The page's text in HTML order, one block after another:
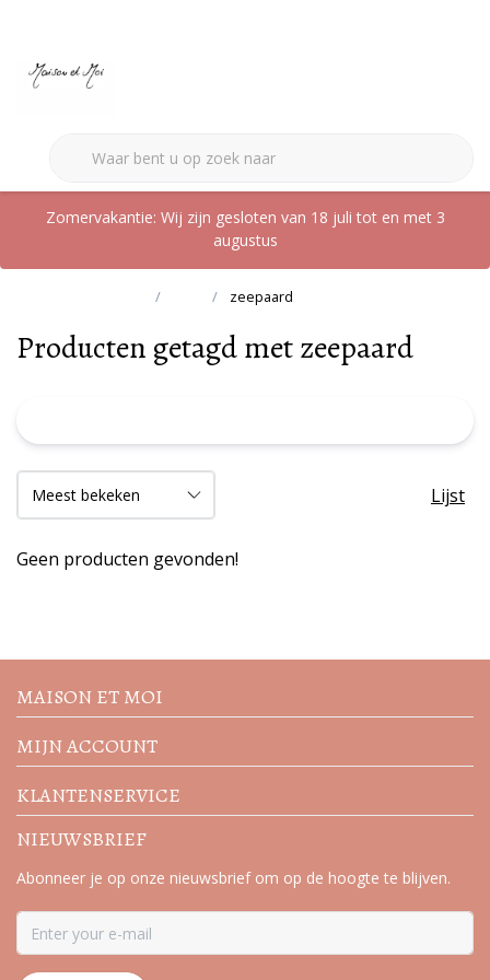
Zomervakantie: Wij zijn gesloten van 18 juli tot en met 3
augustus
zeepaard
Producten getagd met zeepaard
Lijst
Geen producten gevonden!
acties
MAISON ET MOI
MIJN ACCOUNT
KLANTENSERVICE
NIEUWSBRIEF
Abonneer je op onze nieuwsbrief om op de hoogte te blijven.